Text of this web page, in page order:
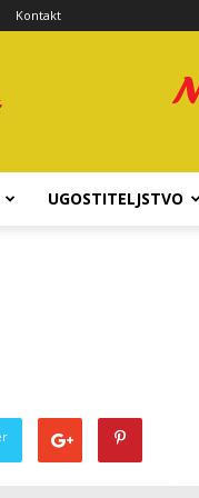
Kontakt
UGOSTITELJSTVO